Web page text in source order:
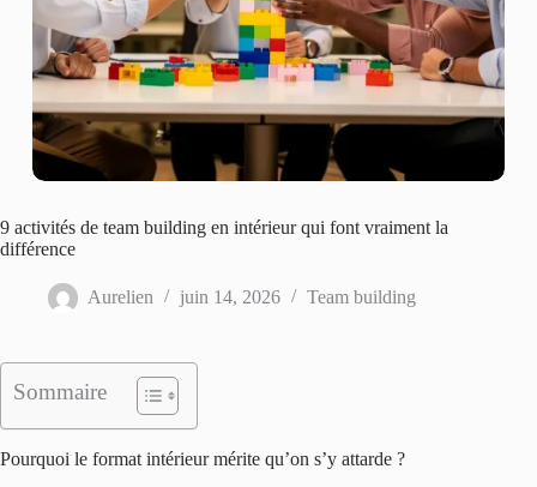
9 activités de team building en intérieur qui font vraiment la
différence
Aurelien juin 14, 2026 Team building
Sommaire
Pourquoi le format intérieur mérite qu’on s’y attarde ?